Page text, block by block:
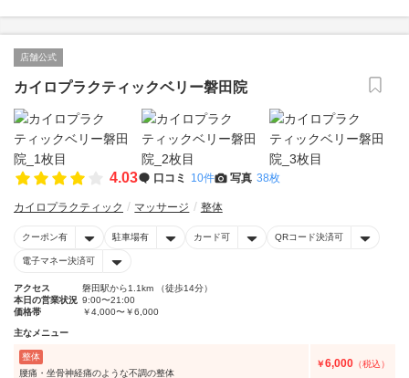
店舗公式
カイロプラクティックベリー磐田院
4.03 口コミ 10件 写真 38枚
カイロプラクティック マッサージ 整体
クーポン有 駐車場有 カード可 QRコード決済可
電子マネー決済可
アクセス
磐田駅から1.1km （徒歩14分）
本日の営業状況 9:00〜21:00
価格帯
￥4,000〜￥6,000
主なメニュー
整体
腰痛・坐骨神経痛のような不調の整体
￥6,000 （税込）